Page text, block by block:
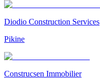
Diodio Construction Services
Pikine
Construcsen Immobilier